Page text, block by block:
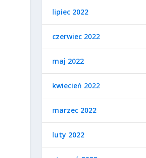
lipiec 2022
czerwiec 2022
maj 2022
kwiecień 2022
marzec 2022
luty 2022